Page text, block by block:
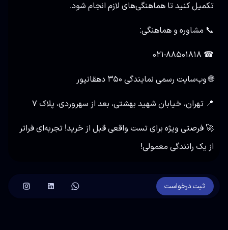
تکمیل کنید تا هماهنگی‌های لازم انجام شود.
📞 مشاوره و هماهنگی:
☎ ۰۲۱-۸۸۵۰۱۸۱۸
🌐وب‌سایت رسمی نمایندگی ۳۵۰ دهقانپور
📍 تهران، خیابان شهید بهشتی، بعد از سهروردی، پلاک ۷
🚀 فرصتی ویژه برای تست واقعی قبل از خرید! تجربه‌ای فراتر
از یک رانندگی معمولی!
ثبت درخواست